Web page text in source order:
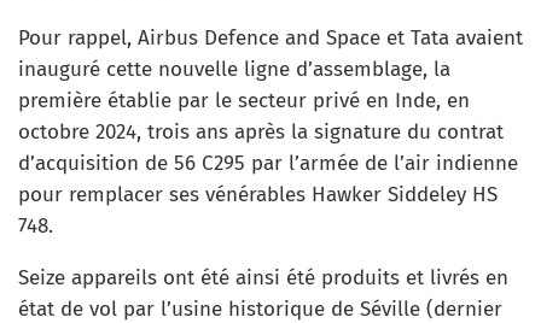
Pour rappel, Airbus Defence and Space et Tata avaient
inauguré cette nouvelle ligne d’assemblage, la
première établie par le secteur privé en Inde, en
octobre 2024, trois ans après la signature du contrat
d’acquisition de 56 C295 par l’armée de l’air indienne
pour remplacer ses vénérables Hawker Siddeley HS
748.
Seize appareils ont été ainsi été produits et livrés en
état de vol par l’usine historique de Séville (dernier